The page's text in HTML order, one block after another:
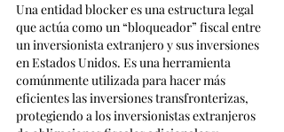
Una entidad blocker es una estructura legal
que actúa como un “bloqueador” fiscal entre
un inversionista extranjero y sus inversiones
en Estados Unidos. Es una herramienta
comúnmente utilizada para hacer más
eficientes las inversiones transfronterizas,
protegiendo a los inversionistas extranjeros